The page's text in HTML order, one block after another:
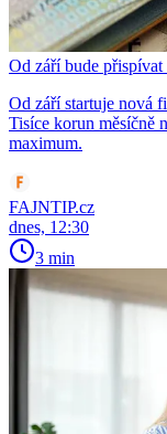
Od září bude
Od září startuje nová
Tisíce korun měsíčně
maximum.
FAJNTIP.cz
dnes, 12:30
3 min